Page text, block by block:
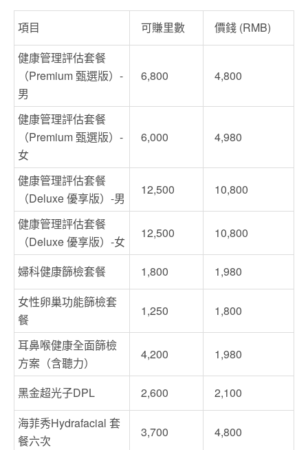
項目 可賺里數
價錢 (RMB)
健康管理評估套餐
（Premium 甄選版）-
男
6,800 4,800
健康管理評估套餐
（Premium 甄選版）-
女
6,000 4,980
健康管理評估套餐
（Deluxe 優享版）-男
12,500 10,800
健康管理評估套餐
（Deluxe 優享版）-女
12,500 10,800
婦科健康篩檢套餐 1,800
1,980
女性卵巢功能篩檢套
餐
1,250 1,800
耳鼻喉健康全面篩檢
方案（含聽力）
4,200 1,980
黑金超光子DPL 2,600
2,100
海菲秀Hydrafacial 套
餐六次
3,700 4,800